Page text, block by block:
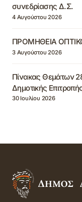
συνεδρίασης Δ.Σ.
4 Αυγούστου 2026
ΠΡΟΜΗΘΕΙΑ
3 Αυγούστου 2026
Πίνακας Θεμάτων
Δημοτικής
30 Ιουλίου 2026